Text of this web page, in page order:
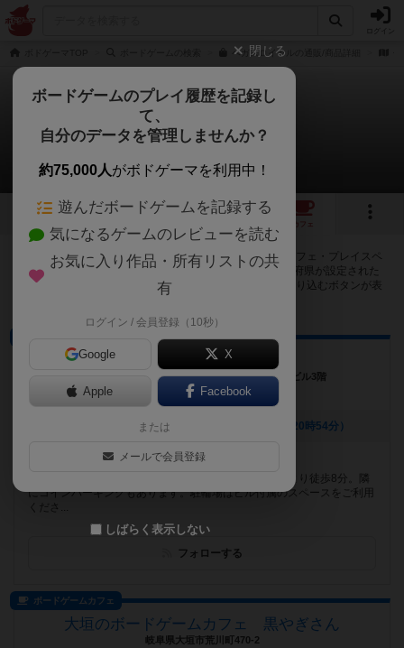
ベガスロイヤルの通販/商品詳細
ラスベガス：ロイヤル
103店のカフェ/スペースが提供中
7 13
カフェ
ラスベガス：ロイヤルで遊ぶことができるボードゲームカフェ・プレイスペ
ースが103店登録されています。公開プロフィールの都道府県が設定された
アカウントでログインすると、同じ都道府県内の店舗に絞り込むボタンが表
ボードゲームカフェSpla
奈良県奈良市奈良市西大寺北町1丁目6-10 北和ビル3階
[NEW] ８/10～8/14は祝日営業です（2026年08月08日 20時54分）
遊べるボードゲーム
494個
奈良市のボードゲームカフェです。近鉄大和西大寺駅より徒歩8分。隣
にコインパーキングもあります。駐輪場はビル付属のスペースをご利用
くださ...
フォローする
ボードゲームカフェ
大垣のボードゲームカフェ 黒やぎさん
岐阜県大垣市荒川町470-2
閉じる
ボードゲームのプレイ履歴を記録し
て、
自分のデータを管理しませんか？
約75,000人がボドゲーマを利用中！
遊んだボードゲームを記録する
気になるゲームのレビューを読む
お気に入り作品・所有リストの共
有
ログイン / 会員登録（10秒）
Google X
Apple Facebook
または
メールで会員登録
しばらく表示しない